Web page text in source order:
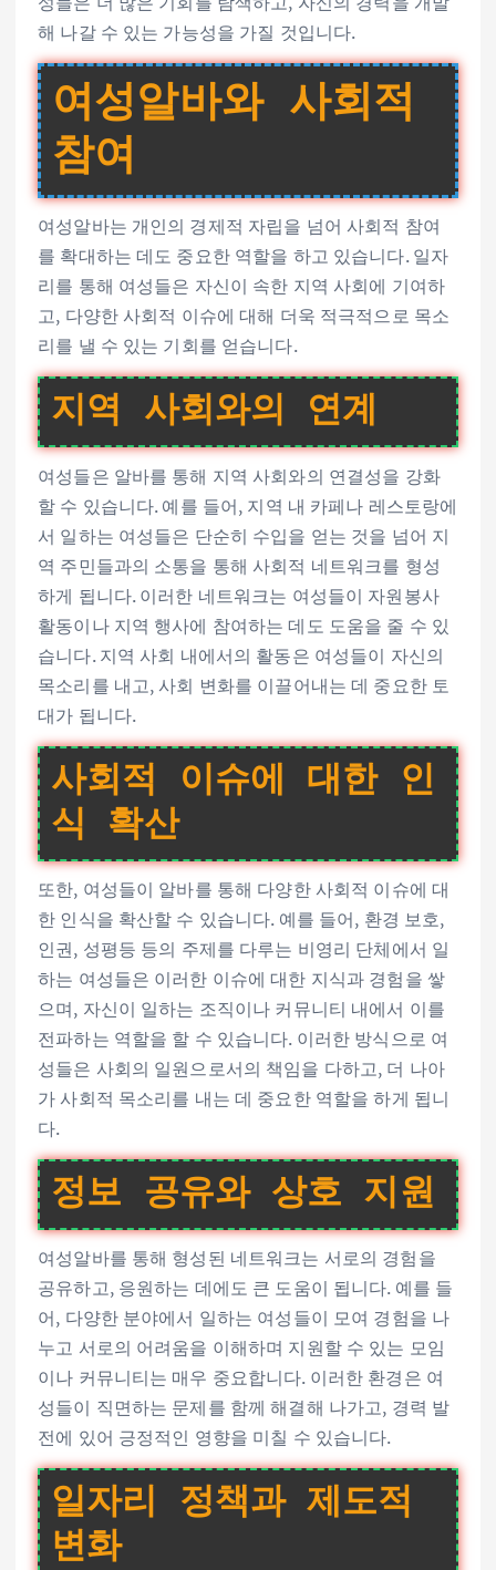
해 나갈 수 있는 가능성을 가질 것입니다.
여성알바와 사회적
참여
여성알바는 개인의 경제적 자립을 넘어 사회적 참여
를 확대하는 데도 중요한 역할을 하고 있습니다. 일자
리를 통해 여성들은 자신이 속한 지역 사회에 기여하
고, 다양한 사회적 이슈에 대해 더욱 적극적으로 목소
리를 낼 수 있는 기회를 얻습니다.
지역 사회와의 연계
여성들은 알바를 통해 지역 사회와의 연결성을 강화
할 수 있습니다. 예를 들어, 지역 내 카페나 레스토랑에
서 일하는 여성들은 단순히 수입을 얻는 것을 넘어 지
역 주민들과의 소통을 통해 사회적 네트워크를 형성
하게 됩니다. 이러한 네트워크는 여성들이 자원봉사
활동이나 지역 행사에 참여하는 데도 도움을 줄 수 있
습니다. 지역 사회 내에서의 활동은 여성들이 자신의
목소리를 내고, 사회 변화를 이끌어내는 데 중요한 토
대가 됩니다.
사회적 이슈에 대한 인
식 확산
또한, 여성들이 알바를 통해 다양한 사회적 이슈에 대
한 인식을 확산할 수 있습니다. 예를 들어, 환경 보호,
인권, 성평등 등의 주제를 다루는 비영리 단체에서 일
하는 여성들은 이러한 이슈에 대한 지식과 경험을 쌓
으며, 자신이 일하는 조직이나 커뮤니티 내에서 이를
전파하는 역할을 할 수 있습니다. 이러한 방식으로 여
성들은 사회의 일원으로서의 책임을 다하고, 더 나아
가 사회적 목소리를 내는 데 중요한 역할을 하게 됩니
다.
정보 공유와 상호 지원
여성알바를 통해 형성된 네트워크는 서로의 경험을
공유하고, 응원하는 데에도 큰 도움이 됩니다. 예를 들
어, 다양한 분야에서 일하는 여성들이 모여 경험을 나
누고 서로의 어려움을 이해하며 지원할 수 있는 모임
이나 커뮤니티는 매우 중요합니다. 이러한 환경은 여
성들이 직면하는 문제를 함께 해결해 나가고, 경력 발
전에 있어 긍정적인 영향을 미칠 수 있습니다.
일자리 정책과 제도적
변화